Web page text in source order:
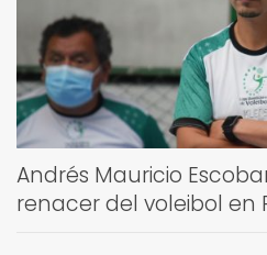
Andrés Mauricio
renacer del voleibol en